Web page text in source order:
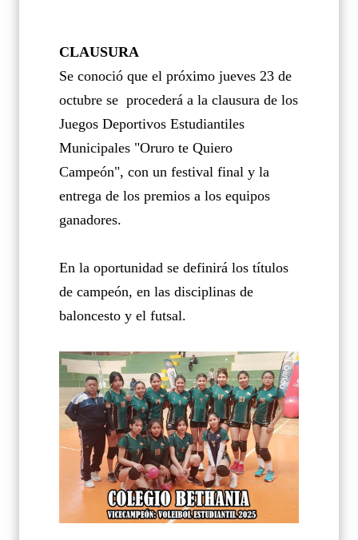
CLAUSURA
Se conoció que el próximo jueves 23 de
octubre se procederá a la clausura de los
Juegos Deportivos Estudiantiles
Municipales "Oruro te Quiero
Campeón", con un festival final y la
entrega de los premios a los equipos
ganadores.
En la oportunidad se definirá los títulos
de campeón, en las disciplinas de
baloncesto y el futsal.